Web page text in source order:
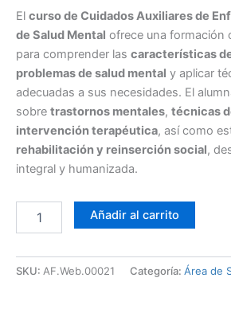
El curso de Cuidados Auxiliares de
de Salud Mental ofrece una formación
para comprender las características
problemas de salud mental y aplicar
adecuadas a sus necesidades. El
sobre trastornos mentales, técnicas
intervención terapéutica, así como
rehabilitación y reinserción social,
integral y humanizada.
Añadir al carrito
SKU: AF.Web.00021 Categoría: Área de